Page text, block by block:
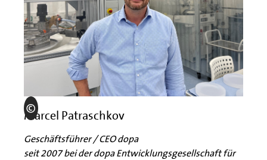
Marcel Patraschkov
Geschäftsführer / CEO dopa
seit 2007 bei der dopa Entwicklungsgesellschaft für